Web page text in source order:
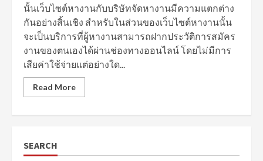
นั้นเว็บไซต์หางานกับบริษัทจัดหางานมีความแตกต่าง
กันอย่างสิ้นเชิง สำหรับในส่วนของเว็บไซต์หางานนั้น
จะเป็นบริการที่ผู้หางานสามารถฝากประวัติการสมัคร
งานของตนเองได้ผ่านช่องทางออนไลน์ โดยไม่มีการ
เสียค่าใช้จ่ายแต่อย่างใด...
Read More
SEARCH